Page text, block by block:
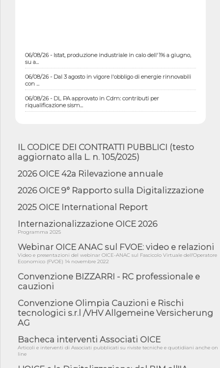
06/08/26 - Istat, produzione industriale in calo dell'1% a giugno,
su a...
06/08/26 - Dal 3 agosto in vigore l'obbligo di energie rinnovabili
con ...
06/08/26 - DL PA approvato in Cdm: contributi per
riqualificazione sism...
norme UE in m...
05/08/26 - DL Infrastrutture e PNRR è legge: approvata oggi la
amminist...
05/08/26 - Anac: pubblicata la Relazione illustrativa al Bando tipo
2 s...
05/08/26 - SAVE THE DATE: Assemblea Pubblica Confindustria
Professioni ...
05/08/26 - Successo OICE per il bando della Città metropolitana
di Reg...
Campa...
04/08/26 - DL PA: previste cancellazioni da elenchi professionisti
04/08/26 - International Sustainable Buildings Competition -
COP31, An...
04/08/26 - CdS, project financing: progetto di fattibilità da
impugnar...
04/08/26 - Rapporto Anac corruzione 2020-2026: procedimenti
IL CODICE DEI CONTRATTI PUBBLICI (testo
aggiornato alla L. n. 105/2025)
2026 OICE 42a Rilevazione annuale
2026 OICE 9° Rapporto sulla Digitalizzazione
2025 OICE International Report
Internazionalizzazione OICE 2026
Programma 2025
Webinar OICE ANAC sul FVOE: video e relazioni
Video e presentazioni del webinar OICE-ANAC sul Fascicolo Virtuale dell'Operatore
Economico (FVOE) 14 novembre 2022
Convenzione BIZZARRI - RC professionale e
cauzioni
Convenzione Olimpia Cauzioni e Rischi
tecnologici s.r.l /VHV Allgemeine Versicherung
AG
Bacheca interventi Associati OICE
Articoli e interventi di Associati pubblicati su riviste tecniche e quotidiani anche on
line